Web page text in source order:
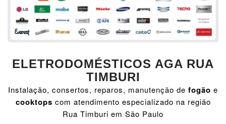
ELETRODOMÉSTICOS AGA RUA
TIMBURI
Instalação, consertos, reparos, manutenção de fogão e
cooktops com atendimento especializado na região
Rua Timburi em São Paulo